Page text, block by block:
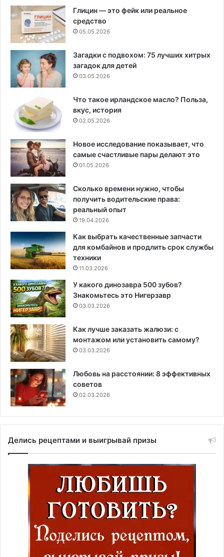
Глицин — это фейк или реальное
средство
05.05.2026
Загадки с подвохом: 75 лучших хитрых
загадок для детей
03.05.2026
Что такое ирландское масло? Польза,
вкус, история
02.05.2026
Новое исследование показывает, что
самые счастливые пары делают это
01.05.2026
Сколько времени нужно, чтобы
получить водительские права:
реальный опыт
19.04.2026
Как выбрать качественные запчасти
для комбайнов и продлить срок службы
техники
11.03.2026
У какого динозавра 500 зубов?
Знакомьтесь это Нигерзавр
03.03.2026
Как лучше заказать жалюзи: с
монтажом или установить самому?
03.03.2026
Любовь на расстоянии: 8 эффективных
советов
02.03.2026
Делись рецептами и выигрывай призы